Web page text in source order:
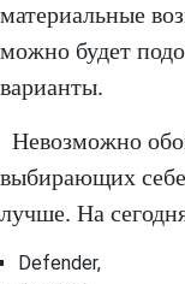
материальные
можно будет
варианты.
Невозможно
выбирающих
лучше. На
Defender,